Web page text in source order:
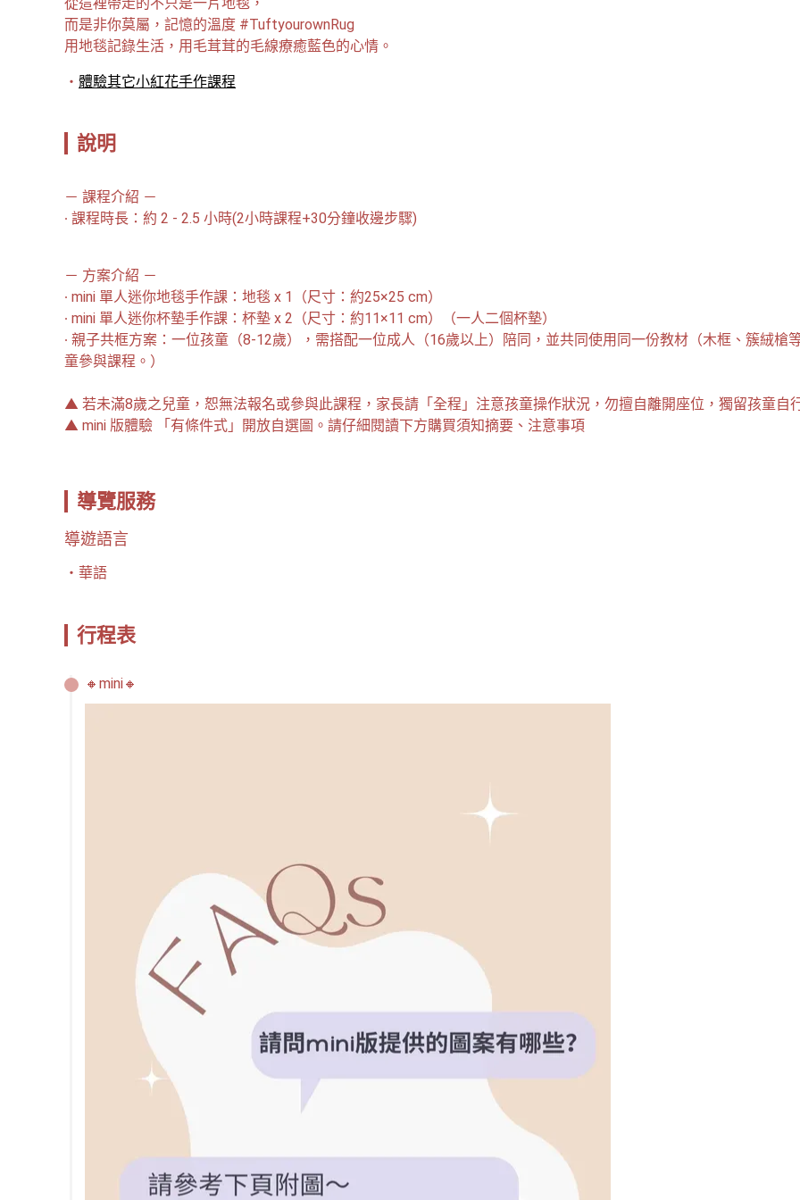
而是非你莫屬，記憶的溫度 #TuftyourownRug
用地毯記錄生活，用毛茸茸的毛線療癒藍色的心情。
體驗其它小紅花手作課程
說明
－ 課程介紹 －
－ 方案介紹 －
∙ mini 單人迷你地毯手作課：地毯 x 1（尺寸：約25×25 cm）
∙ mini 單人迷你杯墊手作課：杯墊 x 2（尺寸：約11×11 cm）（一人二個杯墊）
∙ 親子共框方案：一位孩童（8-12歲），需搭配一位成人（16歲以上）陪同，並共同使用同一份教材（木框、簇絨
▲ 若未滿8歲之兒童，恕無法報名或參與此課程，家長請「全程」注意孩童操作狀況，勿擅自離開座位，獨留孩童自
▲ mini 版體驗 「有條件式」開放自選圖。請仔細閱讀下方購買須知摘要、注意事項
導覽服務
導遊語言
華語
行程表
🔸mini🔸